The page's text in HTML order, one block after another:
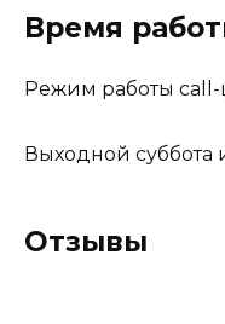
Время
Режим работы call-
Выходной суббота
Отзывы